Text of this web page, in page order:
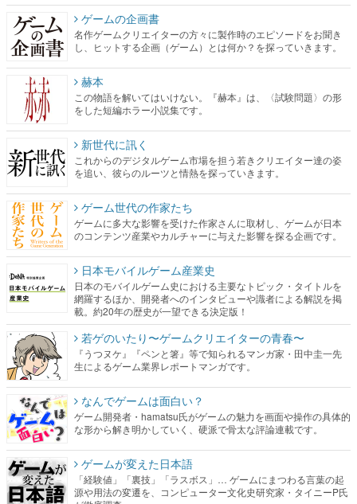
ゲームの企画書
名作ゲームクリエイターの方々に製作時のエピソードをお聞き
し、ヒットする企画（ゲーム）とは何か？を探っていきます。
赫本
この物語を解いてはいけない。『赫本』は、〈試験問題〉の形
をした短編ホラー小説集です。
新世代に訊く
これからのデジタルゲーム市場を担う若きクリエイター達の姿
を追い、彼らのルーツと情熱を探っていきます。
ゲーム世代の作家たち
ゲームに多大な影響を受けた作家さんに取材し、ゲームが日本
のコンテンツ産業やカルチャーに与えた影響を探る企画です。
日本モバイルゲーム産業史
日本のモバイルゲーム史における主要なトピック・タイトルを
網羅するほか、開発者へのインタビューや識者による解説を掲
載。約20年の歴史が一望できる決定版！
若ゲのいたり〜ゲームクリエイターの青春〜
『うつヌケ』『ペンと箸』等で知られるマンガ家・田中圭一先
生によるゲーム業界レポートマンガです。
なんでゲームは面白い？
ゲーム開発者・hamatsu氏がゲームの魅力を画面や操作の具体的
な形から解き明かしていく、硬派で骨太な評論連載です。
ゲームが変えた日本語
「経験値」「裏技」「ラスボス」… ゲームにまつわる言葉の起
源や用法の変遷を、コンピューター文化史研究家・タイニーP氏